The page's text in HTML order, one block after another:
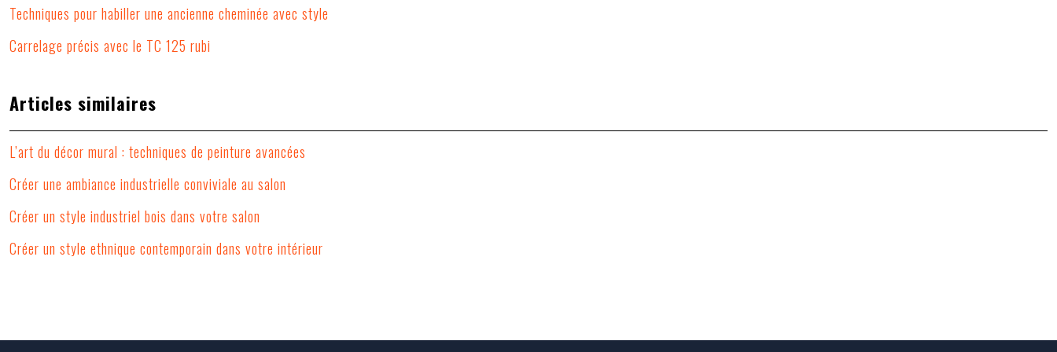
Techniques pour habiller une ancienne cheminée avec style
Carrelage précis avec le TC 125 rubi
Articles similaires
L’art du décor mural : techniques de peinture avancées
Créer une ambiance industrielle conviviale au salon
Créer un style industriel bois dans votre salon
Créer un style ethnique contemporain dans votre intérieur